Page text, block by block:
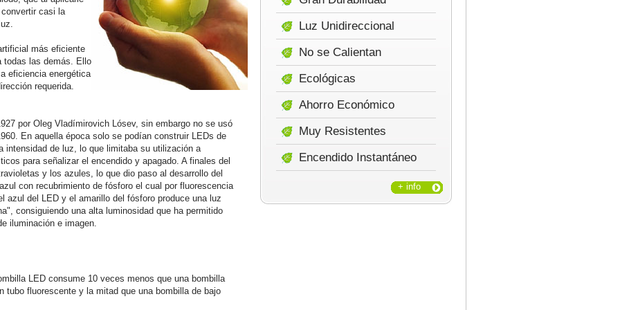
Luz Unidireccional
No se Calientan
Ecológicas
Ahorro Económico
Muy Resistentes
Encendido Instantáneo
+ info
casi la
más eficiente
todas las demás. Ello
eficiencia energética
requerida.
por Oleg Vladímirovich Lósev, sin embargo no se usó
En aquella época solo se podían construir LEDs de
intensidad de luz, lo que limitaba su utilización a
para señalizar el encendido y apagado. A finales del
y los azules, lo que dio paso al desarrollo del
con recubrimiento de fósforo el cual por fluorescencia
azul del LED y el amarillo del fósforo produce una luz
consiguiendo una alta luminosidad que ha permitido
iluminación e imagen.
LED consume 10 veces menos que una bombilla
tubo fluorescente y la mitad que una bombilla de bajo